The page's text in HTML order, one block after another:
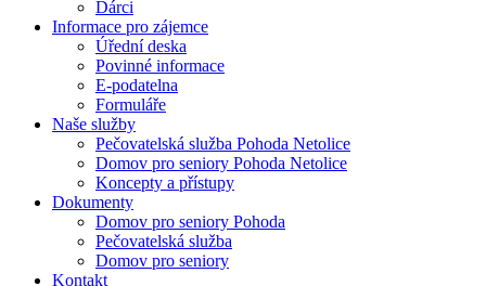
Dárci
Informace pro zájemce
Úřední deska
Povinné informace
E-podatelna
Formuláře
Naše služby
Pečovatelská služba Pohoda Netolice
Domov pro seniory Pohoda Netolice
Koncepty a přístupy
Dokumenty
Domov pro seniory Pohoda
Pečovatelská služba
Domov pro seniory
Kontakt